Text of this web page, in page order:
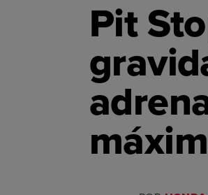
Pit